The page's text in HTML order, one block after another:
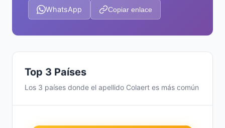
WhatsApp Copiar enlace
Top 3 Países
Los 3 países donde el apellido Colaert es más común